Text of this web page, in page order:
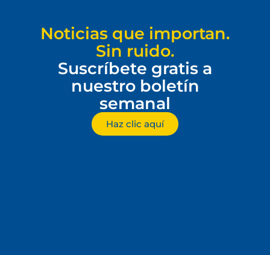
Noticias que importan.
Sin ruido.
Suscríbete gratis a
nuestro boletín
semanal
Haz clic aquí